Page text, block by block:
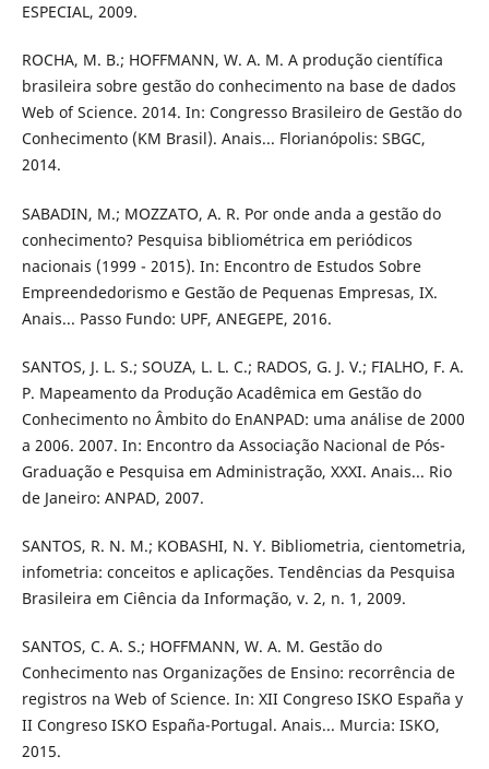
ESPECIAL, 2009.
ROCHA, M. B.; HOFFMANN, W. A. M. A produção científica
brasileira sobre gestão do conhecimento na base de dados
Web of Science. 2014. In: Congresso Brasileiro de Gestão do
Conhecimento (KM Brasil). Anais... Florianópolis: SBGC,
2014.
SABADIN, M.; MOZZATO, A. R. Por onde anda a gestão do
conhecimento? Pesquisa bibliométrica em periódicos
nacionais (1999 - 2015). In: Encontro de Estudos Sobre
Empreendedorismo e Gestão de Pequenas Empresas, IX.
Anais... Passo Fundo: UPF, ANEGEPE, 2016.
SANTOS, J. L. S.; SOUZA, L. L. C.; RADOS, G. J. V.; FIALHO, F. A.
P. Mapeamento da Produção Acadêmica em Gestão do
Conhecimento no Âmbito do EnANPAD: uma análise de 2000
a 2006. 2007. In: Encontro da Associação Nacional de Pós-
Graduação e Pesquisa em Administração, XXXI. Anais... Rio
de Janeiro: ANPAD, 2007.
SANTOS, R. N. M.; KOBASHI, N. Y. Bibliometria, cientometria,
infometria: conceitos e aplicações. Tendências da Pesquisa
Brasileira em Ciência da Informação, v. 2, n. 1, 2009.
SANTOS, C. A. S.; HOFFMANN, W. A. M. Gestão do
Conhecimento nas Organizações de Ensino: recorrência de
registros na Web of Science. In: XII Congreso ISKO España y
II Congreso ISKO España-Portugal. Anais... Murcia: ISKO,
2015.